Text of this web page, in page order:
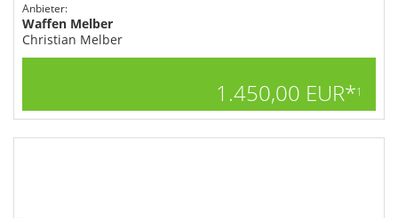
Anbieter:
Waffen Melber
Christian Melber
1.450,00 EUR*1